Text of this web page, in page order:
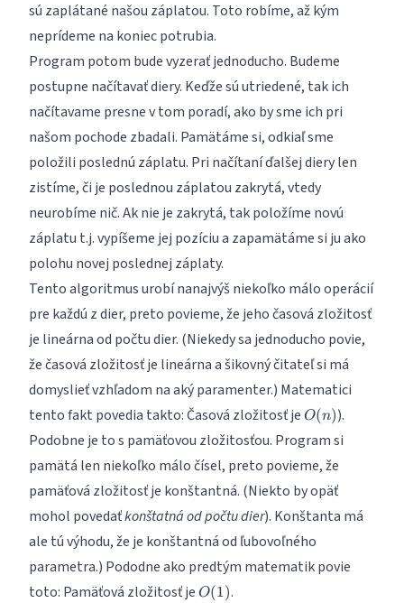
sú zaplátané našou záplatou. Toto robíme, až kým
neprídeme na koniec potrubia.
Program potom bude vyzerať jednoducho. Budeme
postupne načítavať diery. Keďže sú utriedené, tak ich
načítavame presne v tom poradí, ako by sme ich pri
našom pochode zbadali. Pamätáme si, odkiaľ sme
položili poslednú záplatu. Pri načítaní ďalšej diery len
zistíme, či je poslednou záplatou zakrytá, vtedy
neurobíme nič. Ak nie je zakrytá, tak položíme novú
záplatu t.j. vypíšeme jej pozíciu a zapamätáme si ju ako
polohu novej poslednej záplaty.
Tento algoritmus urobí nanajvýš niekoľko málo operácií
pre každú z dier, preto povieme, že jeho časová zložitosť
je lineárna od počtu dier. (Niekedy sa jednoducho povie,
že časová zložitosť je lineárna a šikovný čitateľ si má
domyslieť vzhľadom na aký paramenter.) Matematici
tento fakt povedia takto: Časová zložitosť je O(n)
O(n)).
Podobne je to s pamäťovou zložitosťou. Program si
pamätá len niekoľko málo čísel, preto povieme, že
pamäťová zložitosť je konštantná. (Niekto by opäť
mohol povedaťkonštatná od počtu dier). Konštanta má
ale tú výhodu, že je konštantná od ľubovoľného
parametra.) Pododne ako predtým matematik povie
toto: Pamäťová zložitosť je O(1)
O(1).